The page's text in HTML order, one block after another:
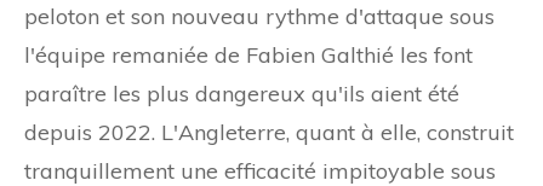
peloton et son nouveau rythme d'attaque sous
l'équipe remaniée de Fabien Galthié les font
paraître les plus dangereux qu'ils aient été
depuis 2022. L'Angleterre, quant à elle, construit
tranquillement une efficacité impitoyable sous